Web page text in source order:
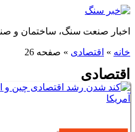
پرش
محتوا
اخبار صنعت سنگ، ساختمان و
خانه » اقتصادی » صفحه 26
اقتصادی